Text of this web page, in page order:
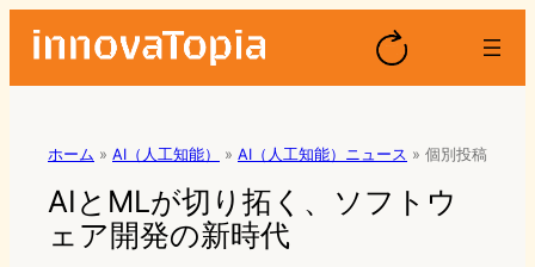
ホーム » AI（人工知能） » AI（人工知能）ニュース » 個別投稿
AIとMLが切り拓く、ソフトウ
ェア開発の新時代